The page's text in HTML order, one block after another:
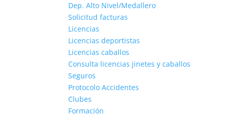
Dep. Alto Nivel/Medallero
Solicitud facturas
Licencias
Licencias deportistas
Licencias caballos
Consulta licencias jinetes y caballos
Seguros
Protocolo Accidentes
Clubes
Formación